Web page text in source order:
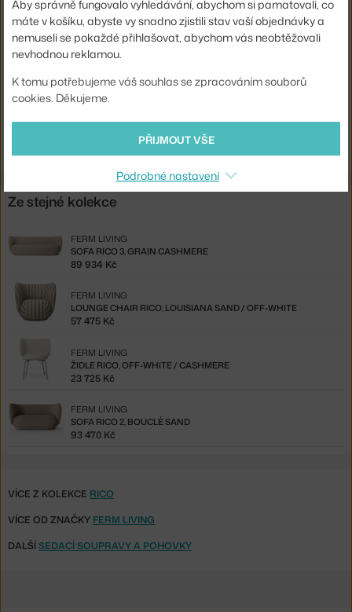
Barva:
písková
Materiál:
textilní potah
Kód produktu
FER-100108204
EAN
5704723030676
Ste zo Slovenska? Prejdite naSofa Rico bouclé, 4–seater, sand
Shopping from the EU? Switch toRico 4-seater Bouclé, sand
Ze stejné kolekce
SOFA RICO 3, GRAIN CASHMERE
FERM LIVING
89 934 Kč
LOUNGE CHAIR RICO, LOUISIANA SAND / OFF-WHITE
FERM LIVING
57 475 Kč
ŽIDLE RICO, OFF-WHITE / CASHMERE
FERM LIVING
23 725 Kč
SOFA RICO 2, BOUCLÉ SAND
FERM LIVING
93 470 Kč
VÍCE Z KOLEKCE RICO
VÍCE OD ZNAČKY FERM LIVING
DALŠÍSEDACÍ SOUPRAVY A POHOVKY
Aby správně fungovalo vyhledávání, abychom si pamatovali, co
máte v košíku, abyste vy snadno zjistili stav vaší objednávky a
nemuseli se pokaždé přihlašovat, abychom vás neobtěžovali
nevhodnou reklamou.
K tomu potřebujeme váš souhlas se zpracováním souborů
cookies. Děkujeme.
PŘIJMOUT VŠE
Podrobné nastavení